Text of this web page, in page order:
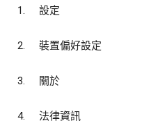
設定
裝置偏好設定
關於
法律資訊